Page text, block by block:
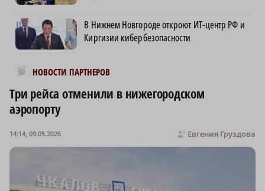
В Нижнем Новгороде откроют ИТ-центр РФ и
Киргизии кибербезопасности
НОВОСТИ ПАРТНЕРОВ
Новости МирТесен
Три рейса отменили в нижегородском
аэропорту
Евгения Груздова
14:14, 09.05.2026